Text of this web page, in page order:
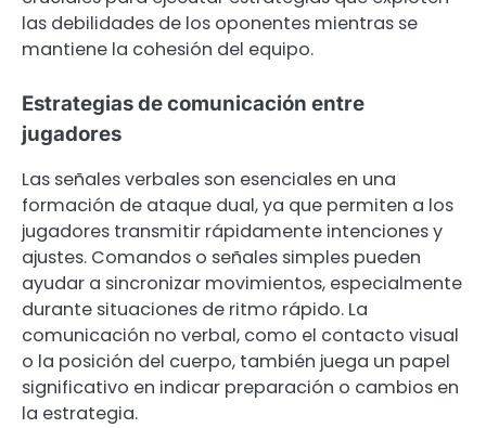
las debilidades de los oponentes mientras se
mantiene la cohesión del equipo.
Estrategias de comunicación entre
jugadores
Las señales verbales son esenciales en una
formación de ataque dual, ya que permiten a los
jugadores transmitir rápidamente intenciones y
ajustes. Comandos o señales simples pueden
ayudar a sincronizar movimientos, especialmente
durante situaciones de ritmo rápido. La
comunicación no verbal, como el contacto visual
o la posición del cuerpo, también juega un papel
significativo en indicar preparación o cambios en
la estrategia.